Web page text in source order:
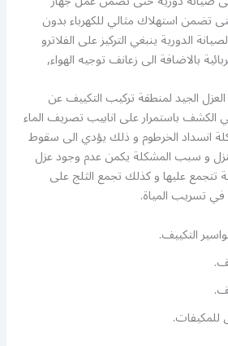
تضمن استهلاك مثالي للكهرباء بدون
الدورية ينبغي التركيز على الفلاترو
بالاضافة الى زعانف توجيه الهواء,
الجيد لمنطقة تركيب التكييف عن
الكشف باستمرار على انابيب تصريف الماء
انسداد الخرطوم و ذلك يؤدي الى سقوط
و سبب المشكلة يكمن عدم وجود عزل
تتجمع عليها و كذلك تجمع الثلج على
تسريب المياة.
التكييف.
للمكيفات.